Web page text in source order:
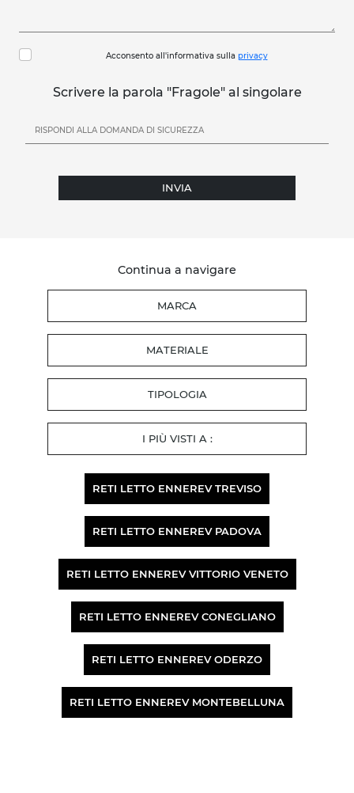
Acconsento all'informativa sulla privacy
Scrivere la parola "Fragole" al singolare
INVIA
Continua a navigare
MARCA
MATERIALE
TIPOLOGIA
I PIÙ VISTI A :
RETI LETTO ENNEREV TREVISO
RETI LETTO ENNEREV PADOVA
RETI LETTO ENNEREV VITTORIO VENETO
RETI LETTO ENNEREV CONEGLIANO
RETI LETTO ENNEREV ODERZO
RETI LETTO ENNEREV MONTEBELLUNA